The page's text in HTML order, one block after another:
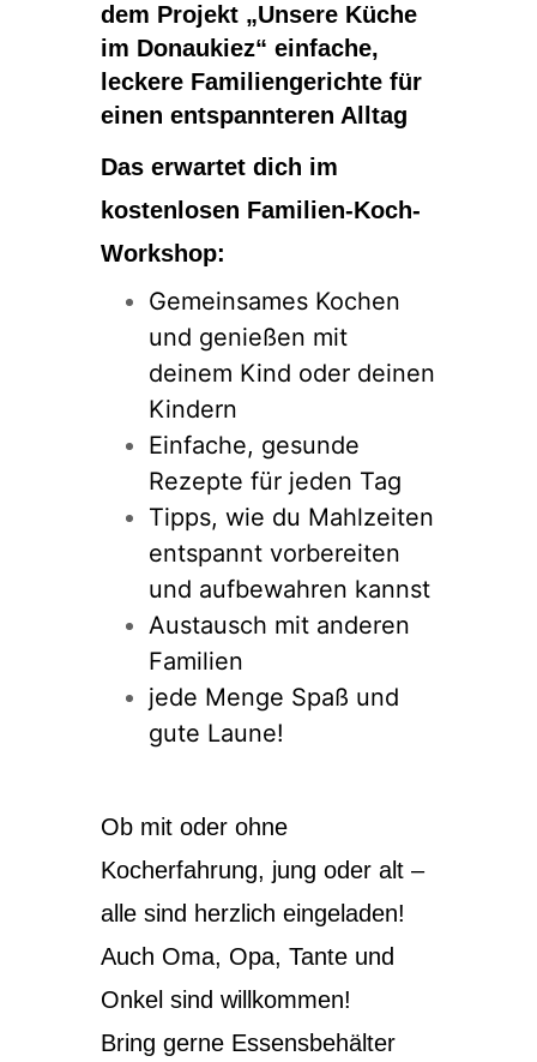
dem Projekt „Unsere Küche
im Donaukiez“ einfache,
leckere Familiengerichte für
einen entspannteren Alltag
Das erwartet dich im
kostenlosen Familien-Koch-
Workshop:
Gemeinsames Kochen
und genießen mit
deinem Kind oder deinen
Kindern
Einfache, gesunde
Rezepte für jeden Tag
Tipps, wie du Mahlzeiten
entspannt vorbereiten
und aufbewahren kannst
Austausch mit anderen
Familien
jede Menge Spaß und
gute Laune!
Ob mit oder ohne
Kocherfahrung, jung oder alt –
alle sind herzlich eingeladen!
Auch Oma, Opa, Tante und
Onkel sind willkommen!
Bring gerne Essensbehälter